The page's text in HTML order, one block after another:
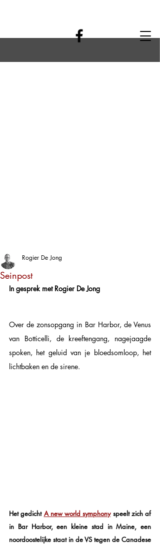
Seinpost
Rogier De Jong
In gesprek met Rogier De Jong
Over de zonsopgang in Bar Harbor, de Venus
van Botticelli, de kreeftengang, nagejaagde
spoken, het geluid van je bloedsomloop, het
lichtbaken en de sirene.
Het gedicht A new world symphony speelt zich af
in Bar Harbor, een kleine stad in Maine, een
noordoostelijke staat in de VS tegen de Canadese